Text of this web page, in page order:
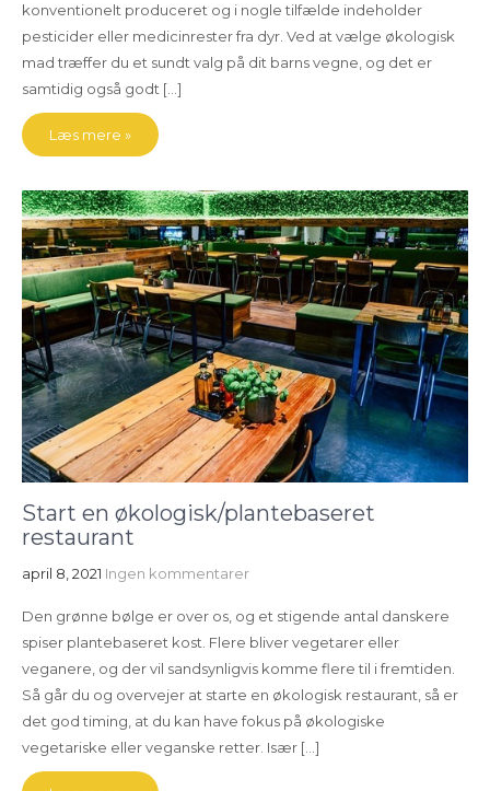
konventionelt produceret og i nogle tilfælde indeholder
pesticider eller medicinrester fra dyr. Ved at vælge økologisk
mad træffer du et sundt valg på dit barns vegne, og det er
samtidig også godt […]
Læs mere »
Start en økologisk/plantebaseret
restaurant
april 8, 2021 Ingen kommentarer
Den grønne bølge er over os, og et stigende antal danskere
spiser plantebaseret kost. Flere bliver vegetarer eller
veganere, og der vil sandsynligvis komme flere til i fremtiden.
Så går du og overvejer at starte en økologisk restaurant, så er
det god timing, at du kan have fokus på økologiske
vegetariske eller veganske retter. Især […]